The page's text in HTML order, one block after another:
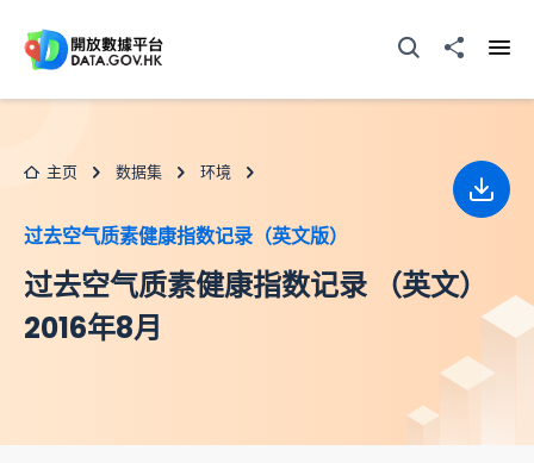
打开搜寻器分享至
主页 数据集 环境
过去空气质素健康指数记录（英文版）
过去空气质素健康指数记录 （英文）
2016年8月
下载